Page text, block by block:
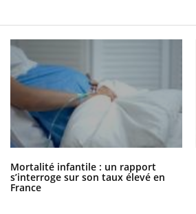
Mortalité infantile : un rapport
s’interroge sur son taux élevé en
France